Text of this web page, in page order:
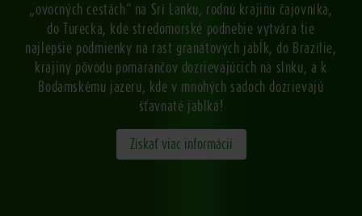
„ovocných cestách“ na Srí Lanku, rodnú krajinu čajovníka,
do Turecka, kde stredomorské podnebie vytvára tie
najlepšie podmienky na rast granátových jabĺk, do Brazílie,
krajiny pôvodu pomarančov dozrievajúcich na slnku, a k
Bodamskému jazeru, kde v mnohých sadoch dozrievajú
šťavnaté jablká!
Získať viac informácií